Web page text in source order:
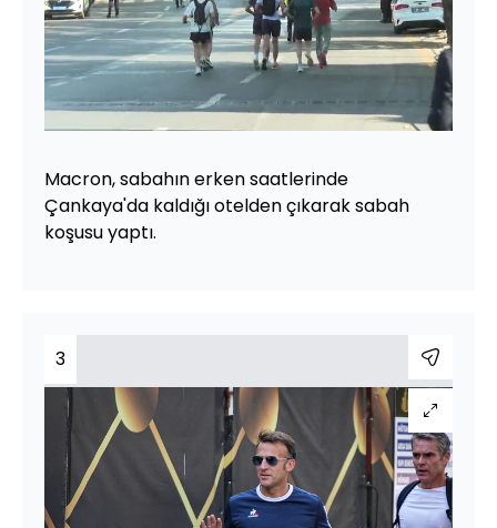
Sesi
Aç
Yüklendi:
Oynatma
Hızı
Macron, sabahın erken saatlerinde
Çankaya'da kaldığı otelden çıkarak sabah
koşusu yaptı.
3